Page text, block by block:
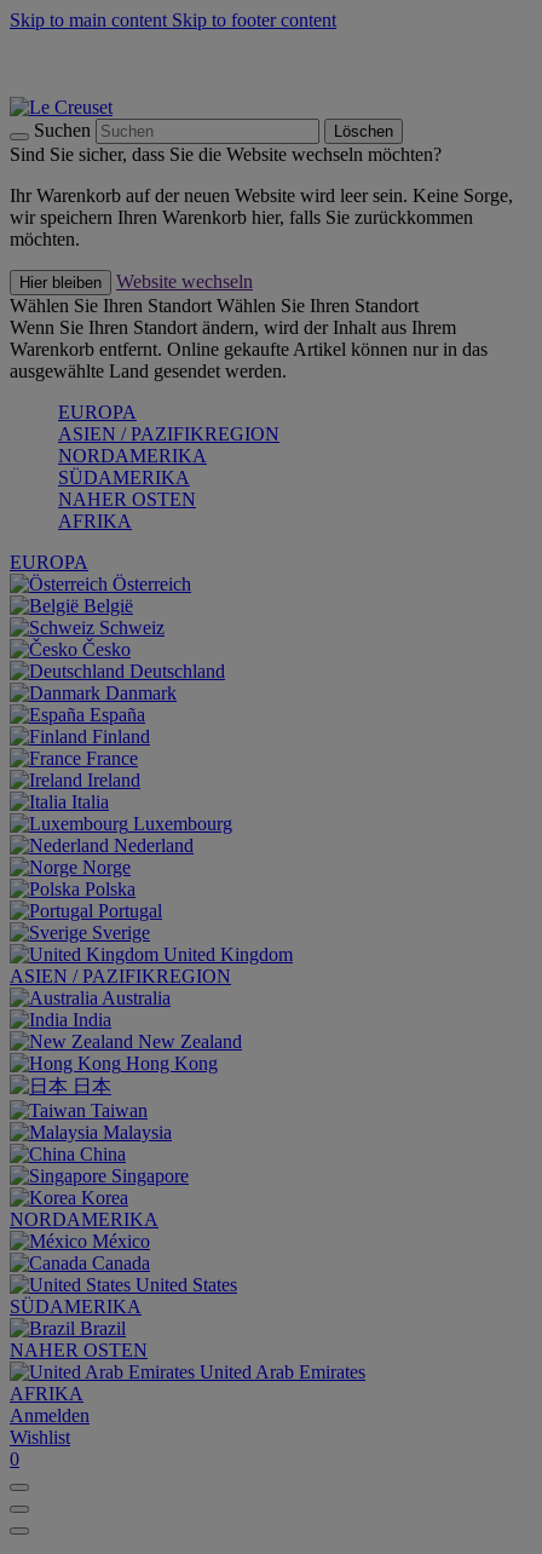
Skip to main content Skip to footer content
Suchen Löschen
Sind Sie sicher, dass Sie die Website wechseln möchten?
Ihr Warenkorb auf der neuen Website wird leer sein. Keine Sorge,
wir speichern Ihren Warenkorb hier, falls Sie zurückkommen
möchten.
Hier bleiben
Website wechseln
Wählen Sie Ihren Standort Wählen Sie Ihren Standort
Wenn Sie Ihren Standort ändern, wird der Inhalt aus Ihrem
Warenkorb entfernt. Online gekaufte Artikel können nur in das
ausgewählte Land gesendet werden.
EUROPA
ASIEN / PAZIFIKREGION
NORDAMERIKA
SÜDAMERIKA
NAHER OSTEN
AFRIKA
EUROPA
Österreich
België
Schweiz
Česko
Deutschland
Danmark
España
Finland
France
Ireland
Italia
Luxembourg
Nederland
Norge
Polska
Portugal
Sverige
United Kingdom
ASIEN / PAZIFIKREGION
Australia
India
New Zealand
Hong Kong
日本
Taiwan
Malaysia
China
Singapore
Korea
NORDAMERIKA
México
Canada
United States
SÜDAMERIKA
Brazil
NAHER OSTEN
United Arab Emirates
AFRIKA
Anmelden
Wishlist
0